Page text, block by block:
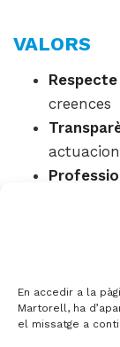
En accedir a la
Martorell, ha
el missatge a
VALORS
Respecte
creences
resultats